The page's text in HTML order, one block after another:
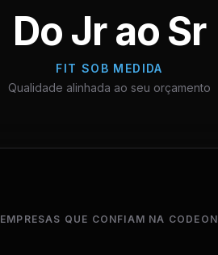
Do Jr ao Sr
FIT SOB MEDIDA
Qualidade alinhada ao seu orçamento
EMPRESAS QUE CONFIAM NA CODEON